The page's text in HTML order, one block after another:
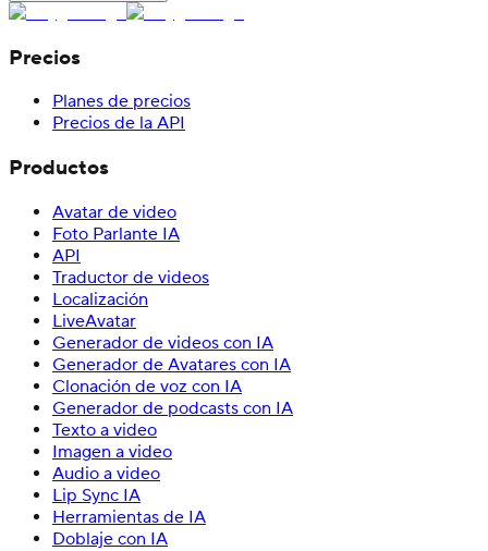
Precios
Planes de precios
Precios de la API
Productos
Avatar de video
Foto Parlante IA
API
Traductor de videos
Localización
LiveAvatar
Generador de videos con IA
Generador de Avatares con IA
Clonación de voz con IA
Generador de podcasts con IA
Texto a video
Imagen a video
Audio a video
Lip Sync IA
Herramientas de IA
Doblaje con IA